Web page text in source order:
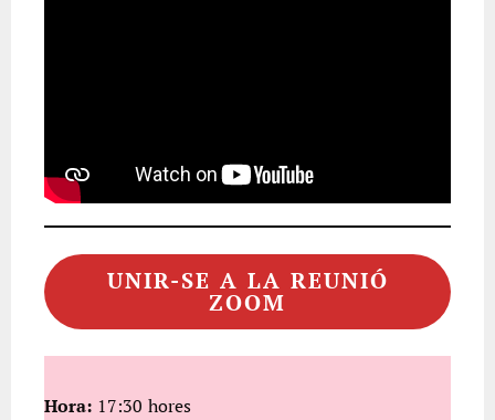
UNIR-SE A LA REUNIÓ
ZOOM
Hora: 17:30 hores